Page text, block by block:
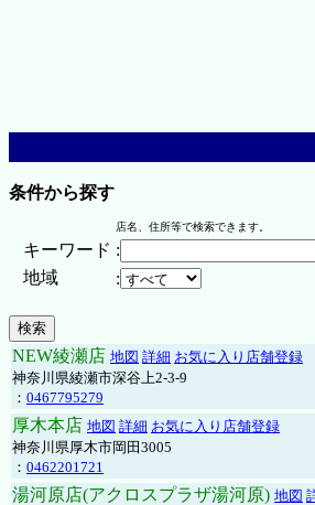
条件から探す
店名、住所等で検索できます。
キーワード :
地域
:
NEW綾瀬店 地図 詳細 お気に入り店舗登録
神奈川県綾瀬市深谷上2-3-9
： 0467795279
厚木本店 地図 詳細 お気に入り店舗登録
神奈川県厚木市岡田3005
： 0462201721
湯河原店(アクロスプラザ湯河原) 地図